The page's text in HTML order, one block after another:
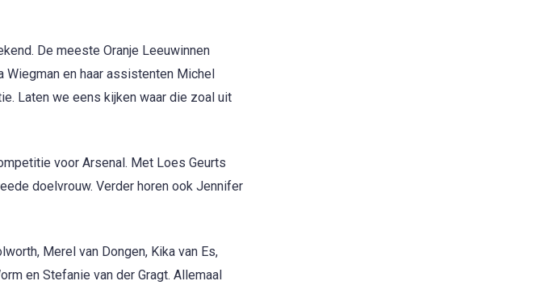
De meeste Oranje Leeuwinnen
en haar assistenten Michel
Laten we eens kijken waar die zoal uit
voor Arsenal. Met Loes Geurts
doelvrouw. Verder horen ook Jennifer
Merel van Dongen, Kika van Es,
en Stefanie van der Gragt. Allemaal